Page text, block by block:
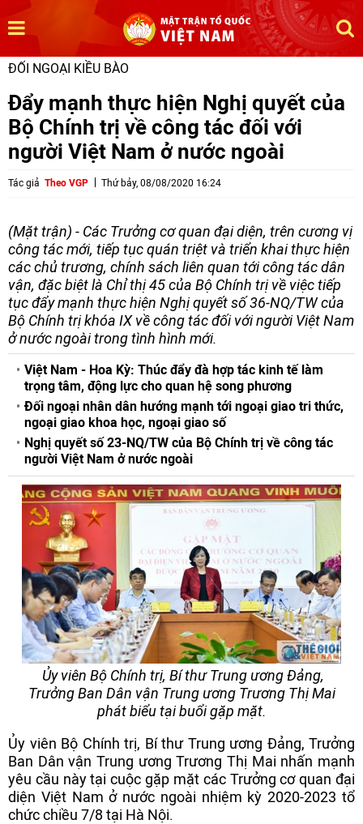
ĐỐI NGOẠI KIỀU BÀO
Đẩy mạnh thực hiện Nghị quyết của
Bộ Chính trị về công tác đối với
người Việt Nam ở nước ngoài
Tác giả Theo VGP Thứ bảy, 08/08/2020 16:24
(Mặt trận) - Các Trưởng cơ quan đại diện, trên cương vị
công tác mới, tiếp tục quán triệt và triển khai thực hiện
các chủ trương, chính sách liên quan tới công tác dân
vận, đặc biệt là Chỉ thị 45 của Bộ Chính trị về việc tiếp
tục đẩy mạnh thực hiện Nghị quyết số 36-NQ/TW của
Bộ Chính trị khóa IX về công tác đối với người Việt Nam
ở nước ngoài trong tình hình mới.
Việt Nam - Hoa Kỳ: Thúc đẩy đà hợp tác kinh tế làm
trọng tâm, động lực cho quan hệ song phương
Đối ngoại nhân dân hướng mạnh tới ngoại giao tri thức,
ngoại giao khoa học, ngoại giao số
Nghị quyết số 23-NQ/TW của Bộ Chính trị về công tác
người Việt Nam ở nước ngoài
Ủy viên Bộ Chính trị, Bí thư Trung ương Đảng,
Trưởng Ban Dân vận Trung ương Trương Thị Mai
phát biểu tại buổi gặp mặt.
Ủy viên Bộ Chính trị, Bí thư Trung ương Đảng, Trưởng
Ban Dân vận Trung ương Trương Thị Mai nhấn mạnh
yêu cầu này tại cuộc gặp mặt các Trưởng cơ quan đại
diện Việt Nam ở nước ngoài nhiệm kỳ 2020-2023 tổ
chức chiều 7/8 tại Hà Nội.